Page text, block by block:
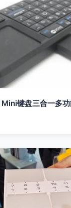
键盘三合一多